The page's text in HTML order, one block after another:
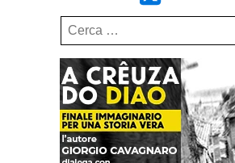
Ricerca
per: